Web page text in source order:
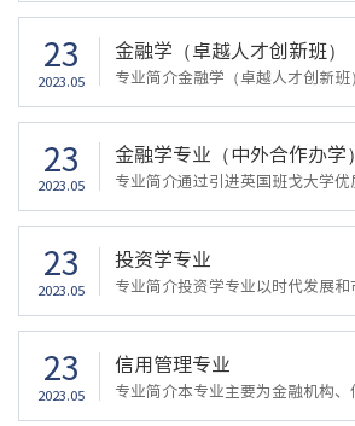
23
2023.05
金融学（卓越人才创新班）
23
2023.05
金融学专业（中外合作办学）
23
2023.05
投资学专业
23
2023.05
信用管理专业